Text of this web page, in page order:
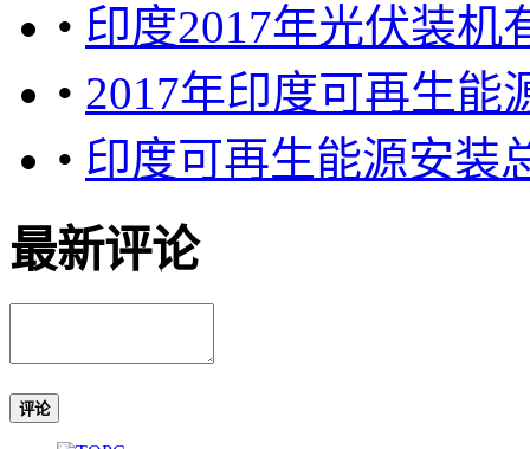
• 印度2017年光伏装机
• 2017年印度可再生能
• 印度可再生能源安装
最新评论
评论